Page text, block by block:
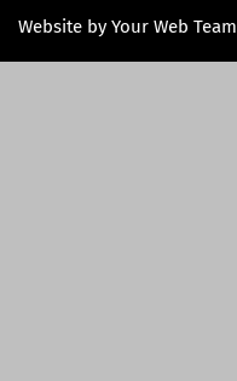
Website by Your Web Team